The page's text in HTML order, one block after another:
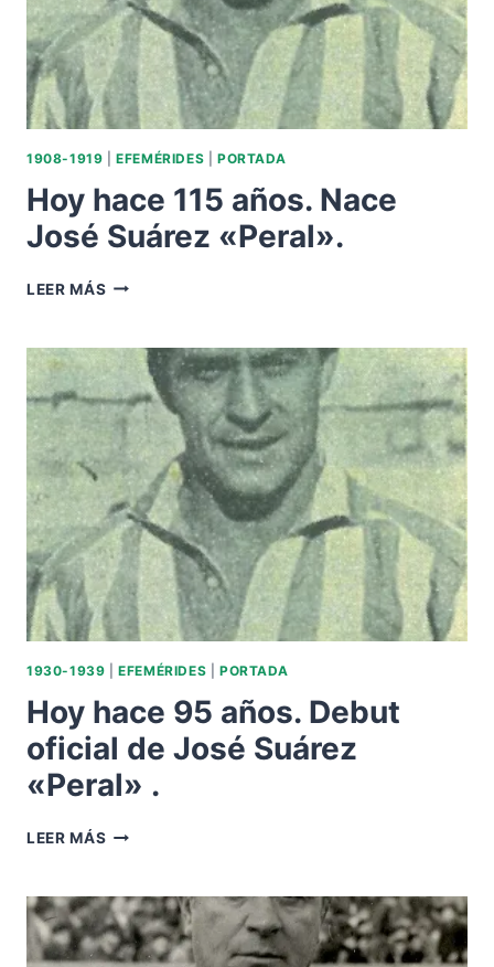
1908-1919 |EFEMÉRIDES PORTADA
Hoy hace 115 años. Nace
José Suárez «Peral».
LEER MÁS HOY
AÑOS.
NACE
JOSÉ
SUÁREZ
«PERAL».
1930-1939 |EFEMÉRIDES PORTADA
Hoy hace 95 años. Debut
oficial de José Suárez
«Peral» .
LEER MÁS HOY
AÑOS.
DEBUT
OFICIAL